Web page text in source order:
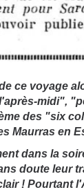
ce voyage
midi",
des "six
Maurras en
dans la
doute leur
! Pourtant